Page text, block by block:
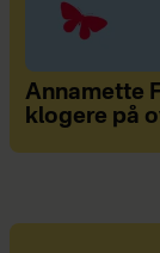
Annamette
klogere på